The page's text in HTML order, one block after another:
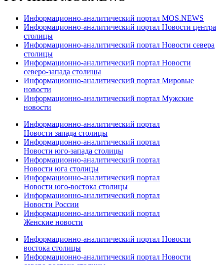
Информационно-аналитический портал MOS.NEWS
Информационно-аналитический портал Новости центра
столицы
Информационно-аналитический портал Новости севера
столицы
Информационно-аналитический портал Новости
северо-запада столицы
Информационно-аналитический портал Мировые
новости
Информационно-аналитический портал Мужские
новости
Информационно-аналитический портал
Новости запада столицы
Информационно-аналитический портал
Новости юго-запада столицы
Информационно-аналитический портал
Новости юга столицы
Информационно-аналитический портал
Новости юго-востока столицы
Информационно-аналитический портал
Новости России
Информационно-аналитический портал
Женские новости
Информационно-аналитический портал Новости
востока столицы
Информационно-аналитический портал Новости